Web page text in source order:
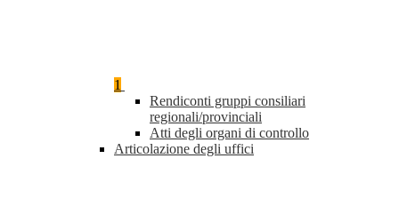
1
Rendiconti gruppi consiliari
regionali/provinciali
Atti degli organi di controllo
Articolazione degli uffici